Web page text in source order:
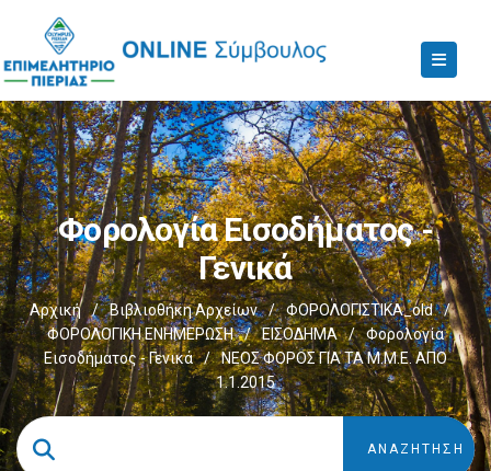
Φορολογία Εισοδήματος -
Γενικά
Αρχική / Βιβλιοθήκη Αρχείων / ΦΟΡΟΛΟΓΙΣΤΙΚΑ_old
/
ΦΟΡΟΛΟΓΙΚΗ ΕΝΗΜΕΡΩΣΗ
/ ΕΙΣΟΔΗΜΑ /
Φορολογία
Εισοδήματος - Γενικά
/
ΝΕΟΣ ΦΟΡΟΣ ΓΙΑ ΤΑ Μ.Μ.Ε. ΑΠΟ
1.1.2015